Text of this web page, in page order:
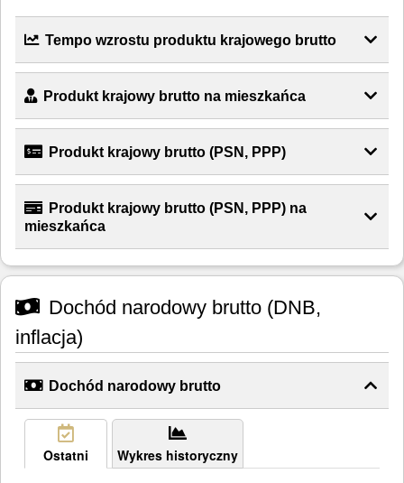
Tempo wzrostu produktu krajowego brutto
Produkt krajowy brutto na mieszkańca
Produkt krajowy brutto (PSN, PPP)
Produkt krajowy brutto (PSN, PPP) na
mieszkańca
Dochód narodowy brutto (DNB,
inflacja)
Dochód narodowy brutto
Ostatni Wykres historyczny